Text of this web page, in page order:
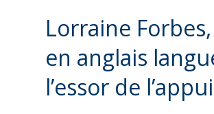
Lorraine
en anglais
l’essor de